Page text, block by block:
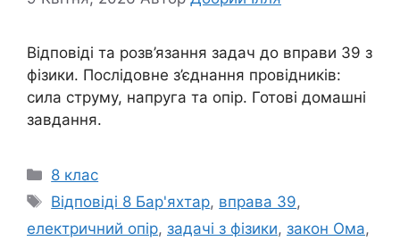
Відповіді та розв’язання задач до вправи 39 з
фізики. Послідовне з’єднання провідників:
сила струму, напруга та опір. Готові домашні
завдання.
Категорії
8 клас
Позначки
Відповіді 8 Бар'яхтар, вправа 39,
електричний опір, задачі з фізики, закон Ома,